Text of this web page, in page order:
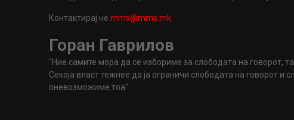
Контактирај неmms@mms.mk
Горан Гаврилов
"Ние самите мора да се избориме за слободата на говорот,
Секоја власт тежнее да ја ограничи слободата на говорот
оневозможиме тоа"